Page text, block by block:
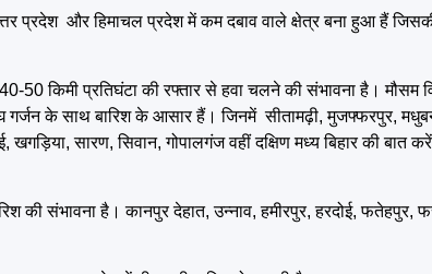
प्रदेश और हिमाचल प्रदेश में कम दबाव वाले क्षेत्र बना हुआ हैं
50 किमी प्रतिघंटा की रफ्तार से हवा चलने की संभावना है। मौसम
के साथ बारिश के आसार हैं। जिनमें सीतामढ़ी, मुजफ्फरपुर,
सारण, सिवान, गोपालगंज वहीं दक्षिण मध्य बिहार की बात
की संभावना है। कानपुर देहात, उन्नाव, हमीरपुर, हरदोई, फतेहपुर,